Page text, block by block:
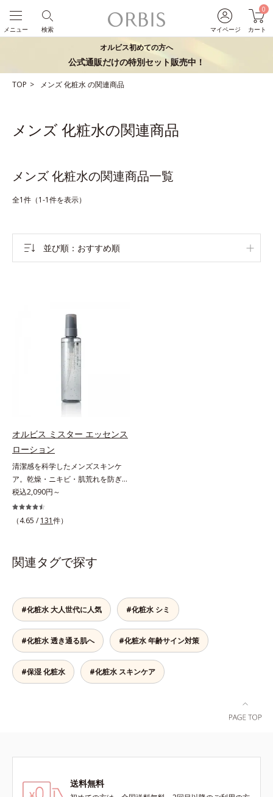
マイページ
0
カート
検索
メニュー
オルビス初めての方へ
公式通販だけの特別セット販売中！
TOP メンズ化粧水の関連商品
メンズ 化粧水の関連商品
メンズ 化粧水の関連商品一覧
全1件（1-1件を表示）
並び順 おすすめ順
オルビス ミスター エッセンス
ローション
清潔感を科学したメンズスキンケ
ア。乾燥・ニキビ・肌荒れを防ぎハ
リ・ツヤのある、好印象な清潔透明
肌(*1)へ。オルビス ミスターは、男
性の清潔感、爽やかさ、若々しさの
であること(*2)を業界で初めて発見
(*3)。ニキビ・肌荒れ予防有効成分
に、肌荒れ・ニキビ予防など“今”の
肌悩みに応え、“未来”を見据えて好
印象の鍵となるハリ・ツヤへもアプ
ローチする進化を遂げました。うる
おいを逃しやすい男性肌に着目し、
アイテム同士をなじみやすくする
「うるおいコネクト設計」を採用。
を用いた印象評価において、基準画
だらかな光（ツヤ）があると、爽や
税込2,090円～
（4.65 / 131件）
関連タグで探す
#化粧水 大人世代に人気 #化粧水 シミ
#化粧水 透き通る肌へ #化粧水 年齢サイン対策
#保湿 化粧水 #化粧水 スキンケア
送料無料